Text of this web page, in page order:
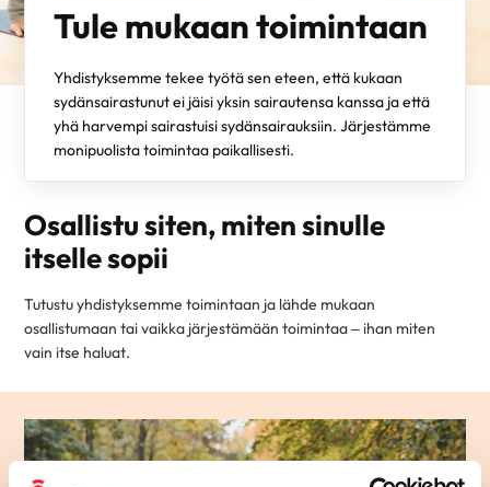
Tule mukaan toimintaan
Yhdistyksemme tekee työtä sen eteen, että kukaan
sydänsairastunut ei jäisi yksin sairautensa kanssa ja että
yhä harvempi sairastuisi sydänsairauksiin. Järjestämme
monipuolista toimintaa paikallisesti.
Osallistu siten, miten sinulle
itselle sopii
Tutustu yhdistyksemme toimintaan ja lähde mukaan
osallistumaan tai vaikka järjestämään toimintaa – ihan miten
vain itse haluat.